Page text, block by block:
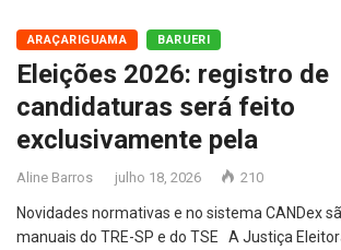
ARAÇARIGUAMA BARUERI
Eleições 2026: registro de
candidaturas será feito
exclusivamente pela
Aline Barros julho 18, 2026 210
Novidades normativas e no sistema CANDex
manuais do TRE-SP e do TSE A Justiça